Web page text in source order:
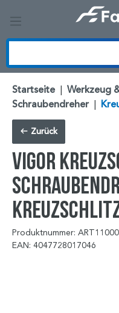
Startseite | Werkzeug
Schraubendreher |
Zurück
VIGOR
Kreuzschlitz
Produktnummer:
EAN: 4047728017046